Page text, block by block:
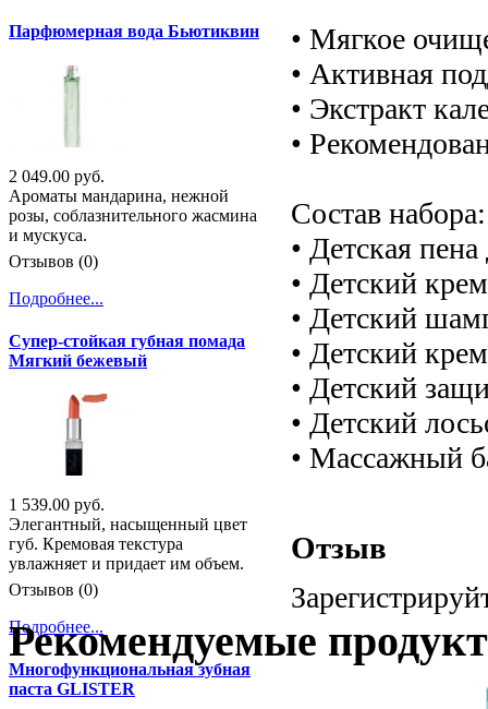
• Мягкое
• Активная
• Экстракт
•
Состав набора:
• Детская
• Детский
• Детский
• Детский
• Детский
• Детский
• Массажный
Отзыв
Парфюмерная вода Бьютиквин
2 049.00 руб.
Ароматы мандарина, нежной
розы, соблазнительного жасмина
и мускуса.
Отзывов (0)
Подробнее...
Супер-стойкая губная помада
Мягкий бежевый
1 539.00 руб.
Элегантный, насыщенный цвет
губ. Кремовая текстура
увлажняет и придает им объем.
Отзывов (0)
Подробнее...
Многофункциональная зубная
паста GLISTER
Рекомендуемые